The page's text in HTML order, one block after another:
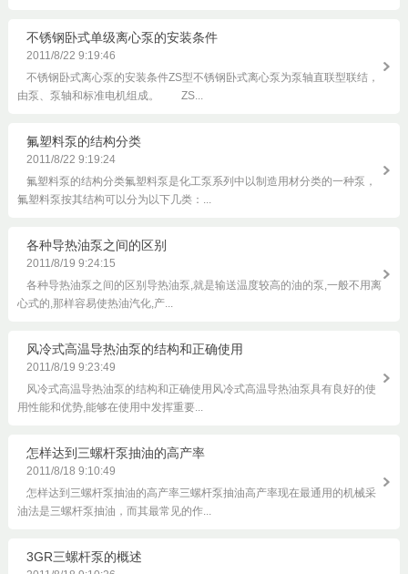
不锈钢卧式单级离心泵的安装条件
2011/8/22 9:19:46
不锈钢卧式离心泵的安装条件ZS型不锈钢卧式离心泵为泵轴直联型联结，
由泵、泵轴和标准电机组成。 ZS...
氟塑料泵的结构分类
2011/8/22 9:19:24
氟塑料泵的结构分类氟塑料泵是化工泵系列中以制造用材分类的一种泵，
氟塑料泵按其结构可以分为以下几类：...
各种导热油泵之间的区别
2011/8/19 9:24:15
各种导热油泵之间的区别导热油泵,就是输送温度较高的油的泵,一般不用离
心式的,那样容易使热油汽化,产...
风冷式高温导热油泵的结构和正确使用
2011/8/19 9:23:49
风冷式高温导热油泵的结构和正确使用风冷式高温导热油泵具有良好的使
用性能和优势,能够在使用中发挥重要...
怎样达到三螺杆泵抽油的高产率
2011/8/18 9:10:49
怎样达到三螺杆泵抽油的高产率三螺杆泵抽油高产率现在最通用的机械采
油法是三螺杆泵抽油，而其最常见的作...
3GR三螺杆泵的概述